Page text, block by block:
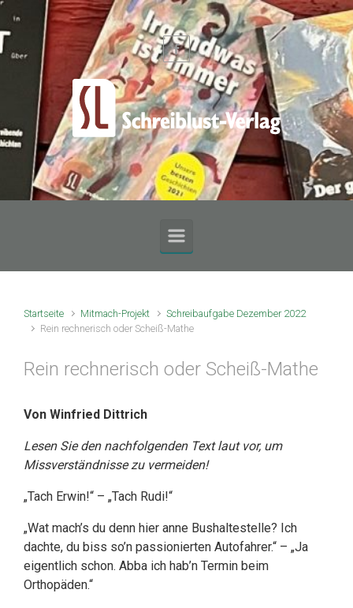
Zum Hauptinhalt springen
Startseite Mitmach-Projekt
Schreibaufgabe Dezember 2022
Rein rechnerisch oder Scheiß-Mathe
Rein rechnerisch oder Scheiß-Mathe
Von Winfried Dittrich
Lesen Sie den nachfolgenden Text laut vor, um
Missverständnisse zu vermeiden!
„Tach Erwin!“ – „Tach Rudi!“
„Wat mach’s du denn hier anne Bushaltestelle? Ich
dachte, du biss so’n passionierten Autofahrer.“ – „Ja
eigentlich schon. Abba ich hab’n Termin beim
Orthopäden.“